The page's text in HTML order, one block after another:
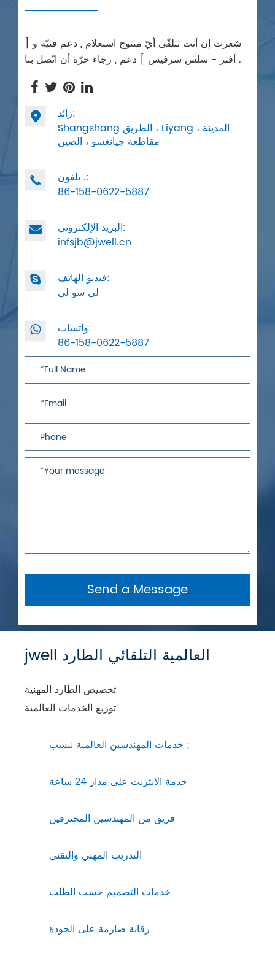
شعرت إن أنت تتلقّى أيّ منتوج استعلام , دعم فنيّة و [
أفتر - سلس سرفيس ] دعم , رجاء حرّة أن اتّصل بنا .

زائد:
Shangshang الطريق ، Liyang المدينة ،
مقاطعة جيانغسو ، الصين

تلفون .:
86-158-0622-5887
البريد الإلكتروني:
infsjb@jwell.cn
فيديو الهاتف:
لي سو لي
واتساب:
86-158-0622-5887
Send a Message
jwell العالمية التلقائي الطارد
تخصيص الطارد المهنية
توزيع الخدمات العالمية
خدمات المهندسين العالمية نبسب ;
خدمة الانترنت على مدار 24 ساعة
فريق من المهندسين المحترفين
التدريب المهني والتقني
خدمات التصميم حسب الطلب
رقابة صارمة على الجودة